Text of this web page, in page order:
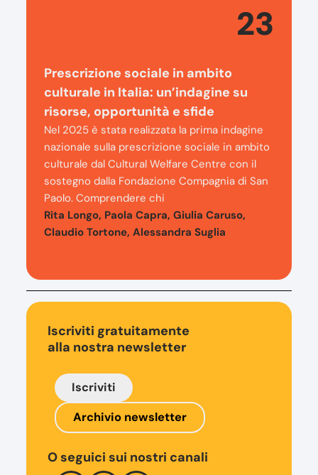
23
Prescrizione sociale in ambito
culturale in Italia: un’indagine su
risorse, opportunità e sfide
Nel 2025 è stata realizzata la prima indagine
nazionale sulla prescrizione sociale in ambito
culturale dal Cultural Welfare Centre con il
sostegno dalla Fondazione Compagnia di San
Paolo. Comprendere chi
Rita Longo, Paola Capra, Giulia Caruso,
Claudio Tortone, Alessandra Suglia
Iscriviti gratuitamente
alla nostra newsletter
Iscriviti
Archivio newsletter
O seguici sui nostri canali